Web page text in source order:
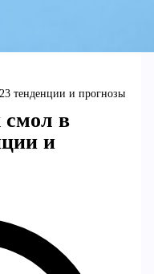
тенденции и прогнозы
в
и